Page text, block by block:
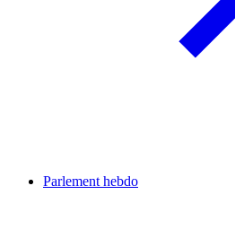
Parlement hebdo